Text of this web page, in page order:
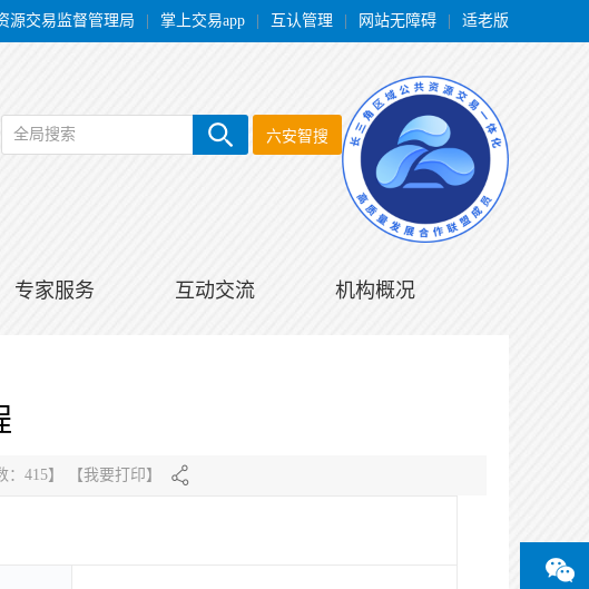
源交易监督管理局 掌上交易app 互认管理 网站无障碍 适老版
全局搜索 六安智搜
专家服务 互动交流 机构概况
415】 【我要打印】